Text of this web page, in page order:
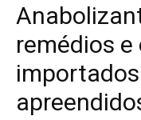
remédios